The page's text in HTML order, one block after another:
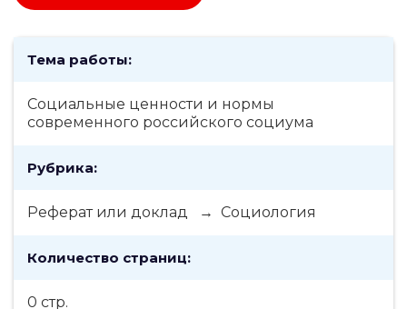
Тема работы:
Социальные ценности и нормы
современного российского социума
Рубрика:
Реферат или доклад → Социология
Количество страниц:
0 стр.